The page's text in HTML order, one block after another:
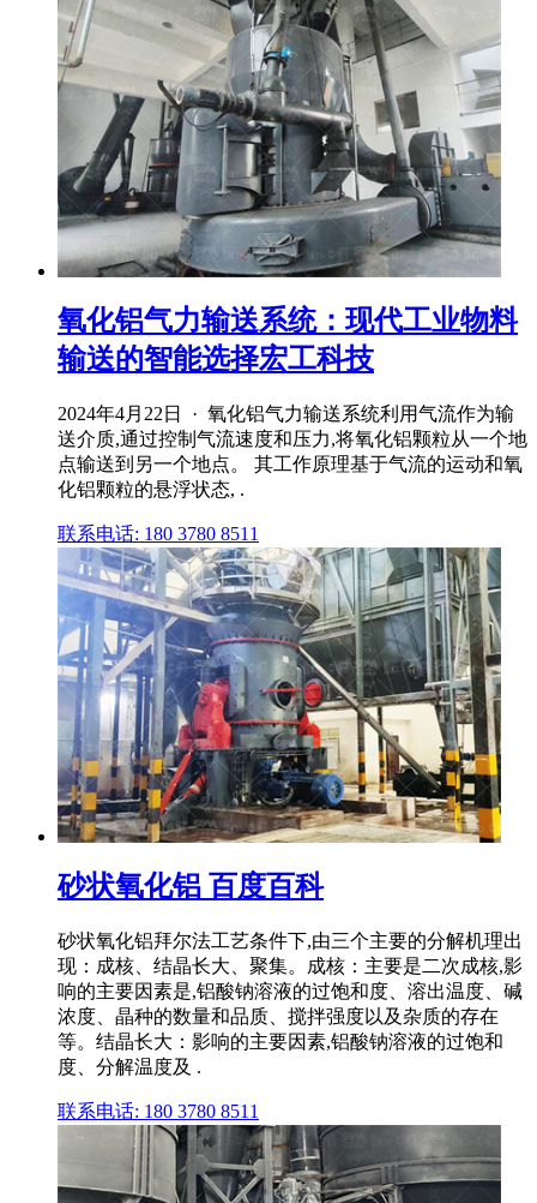
氧化铝气力输送系统：现代工业物料
输送的智能选择宏工科技
2024年4月22日 · 氧化铝气力输送系统利用气流作为输
送介质,通过控制气流速度和压力,将氧化铝颗粒从一个地
点输送到另一个地点。 其工作原理基于气流的运动和氧
化铝颗粒的悬浮状态, .
联系电话: 180 3780 8511
砂状氧化铝 百度百科
砂状氧化铝拜尔法工艺条件下,由三个主要的分解机理出
现：成核、结晶长大、聚集。成核：主要是二次成核,影
响的主要因素是,铝酸钠溶液的过饱和度、溶出温度、碱
浓度、晶种的数量和品质、搅拌强度以及杂质的存在
等。结晶长大：影响的主要因素,铝酸钠溶液的过饱和
度、分解温度及 .
联系电话: 180 3780 8511